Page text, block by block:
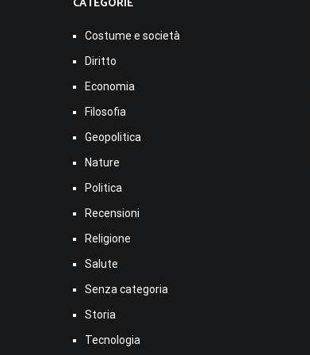
Costume e società
Diritto
Economia
Filosofia
Geopolitica
Nature
Politica
Recensioni
Religione
Salute
Senza categoria
Storia
Tecnologia